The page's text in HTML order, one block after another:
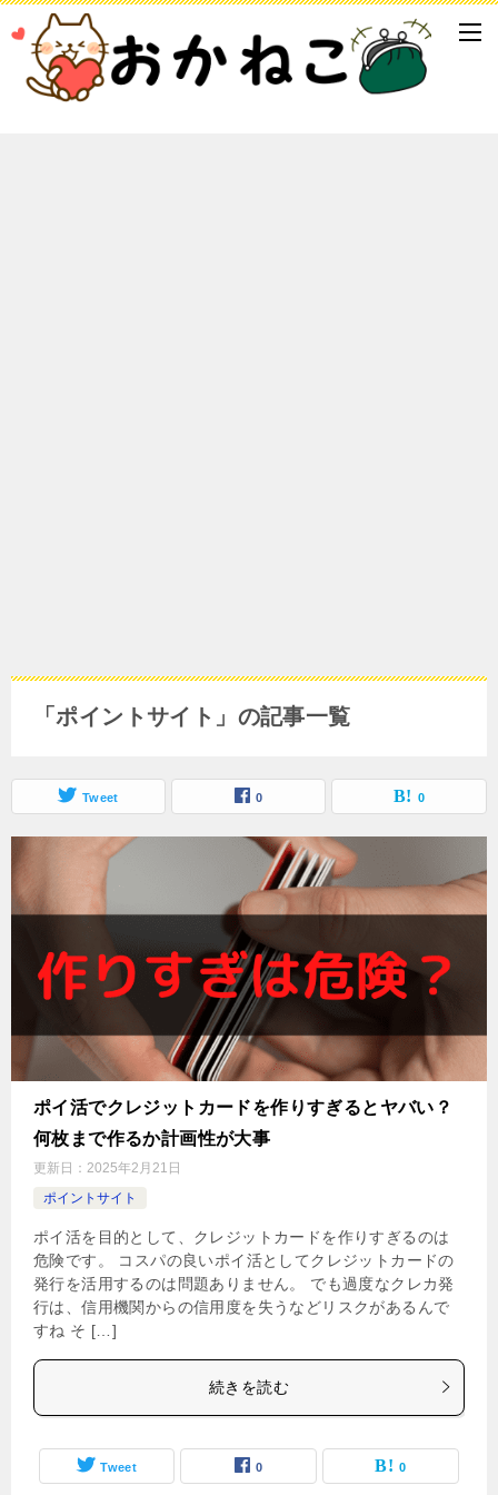
「ポイントサイト」の記事一覧
Tweet 0 0
ポイ活でクレジットカードを作りすぎるとヤバい？
何枚まで作るか計画性が大事
更新日： 2025年2月21日
ポイントサイト
ポイ活を目的として、クレジットカードを作りすぎるのは
危険です。 コスパの良いポイ活としてクレジットカードの
発行を活用するのは問題ありません。 でも過度なクレカ発
行は、信用機関からの信用度を失うなどリスクがあるんで
すね そ […]
続きを読む
Tweet 0 0